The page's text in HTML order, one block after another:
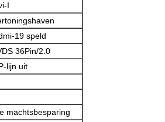
I
19 speld
36Pin/2.0
lijn uit
machtsbesparing